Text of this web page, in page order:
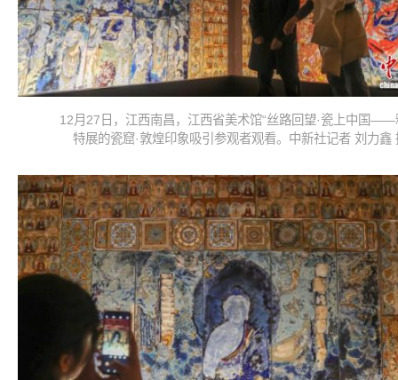
12月27日，江西南昌，江西省美术馆“丝路回望·瓷上中国——
特展的瓷窟·敦煌印象吸引参观者观看。中新社记者 刘力鑫